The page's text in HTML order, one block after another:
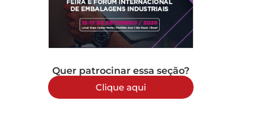
Quer patrocinar essa seção?
Clique aqui